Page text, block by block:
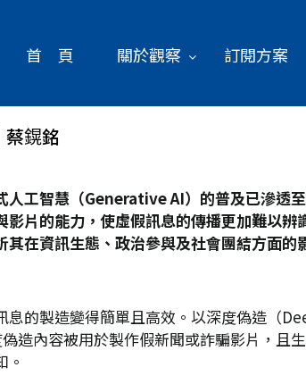
首 頁 關於觀察 訂閱方案
鎤銘
人工智慧（Generative AI）的普及已滲透
片的能力，使虛假訊息的傳播更加難以
在資訊生態、政治參與及社會團結方面的
息的製造變得簡單且高效。以深度偽造（
造內容被用於製作假新聞或詐騙影片，且